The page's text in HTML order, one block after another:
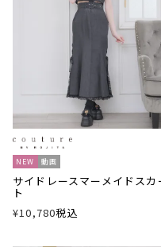
NEW 動画
サイドレースマーメイドスカ
ト
¥10,780税込